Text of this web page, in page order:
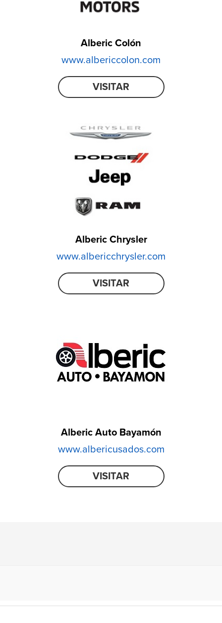
Alberic Colón
www.albericcolon.com
VISITAR
Alberic Chrysler
www.albericchrysler.com
VISITAR
Alberic Auto Bayamón
www.albericusados.com
VISITAR